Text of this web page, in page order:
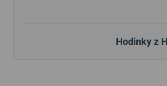
Hodinky z